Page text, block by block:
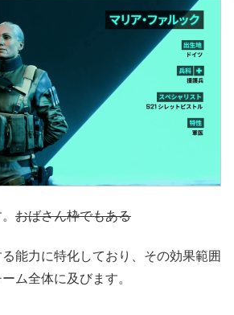
おばさん枠でもある
能力に特化しており、その効果範囲
ム全体に及びます。